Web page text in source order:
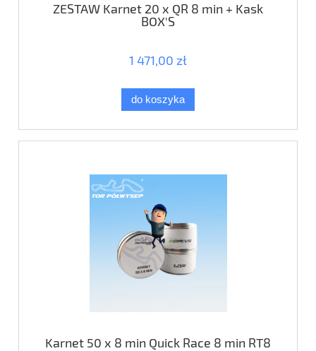
ZESTAW Karnet 20 x QR 8 min + Kask
BOX'S
1 471,00 zł
do koszyka
Karnet 50 x 8 min Quick Race 8 min RT8